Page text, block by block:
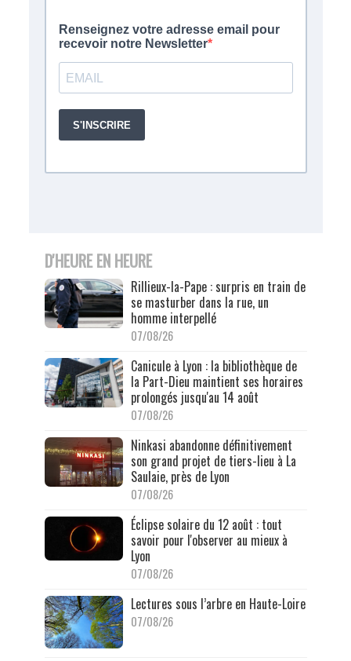
D'HEURE EN HEURE
Rillieux-la-Pape : surpris en train de
se masturber dans la rue, un
homme interpellé
07/08/26
Canicule à Lyon : la bibliothèque de
la Part-Dieu maintient ses horaires
prolongés jusqu'au 14 août
07/08/26
Ninkasi abandonne définitivement
son grand projet de tiers-lieu à La
Saulaie, près de Lyon
07/08/26
Éclipse solaire du 12 août : tout
savoir pour l'observer au mieux à
Lyon
07/08/26
Lectures sous l’arbre en Haute-Loire
07/08/26